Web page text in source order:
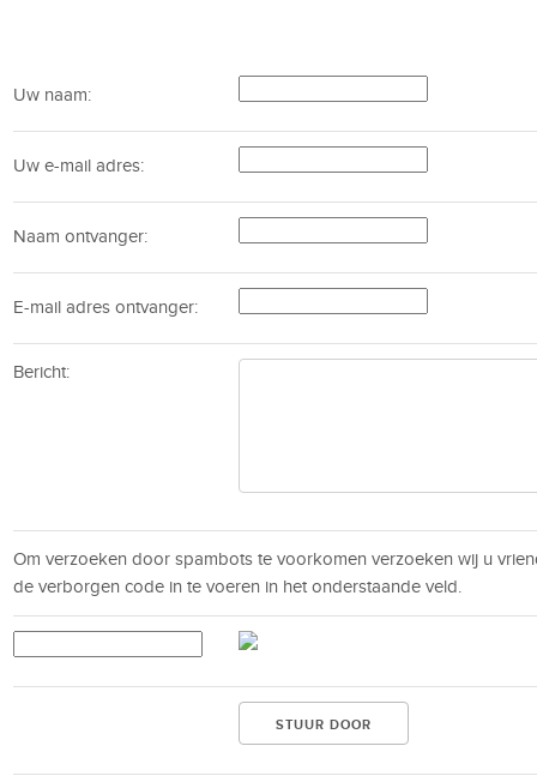
Uw naam:
Uw e-mail adres:
Naam ontvanger:
E-mail adres ontvanger:
Bericht:
Om verzoeken door spambots te voorkomen verzoeken wij u
de verborgen code in te voeren in het onderstaande veld.